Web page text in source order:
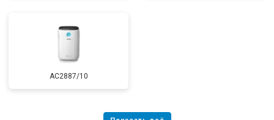
AC2887/10